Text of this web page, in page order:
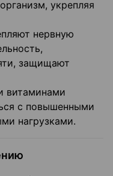
укрепляя
нервную
защищают
витаминами
с повышенными
нагрузками.